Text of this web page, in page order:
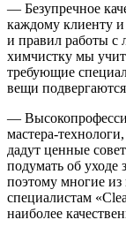
— Безупречное
каждому клиенту
и правил работы
химчистку мы
требующие
вещи
—
мастера-
дадут ценные
подумать об уходе
поэтому многие
специалистам
наиболее